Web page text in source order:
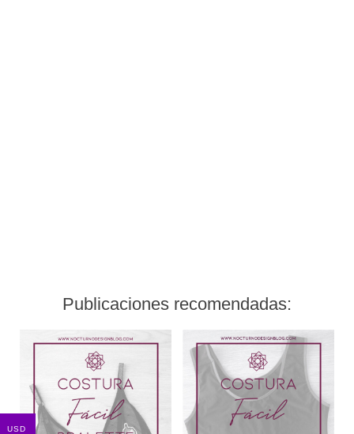
Publicaciones recomendadas:
USD